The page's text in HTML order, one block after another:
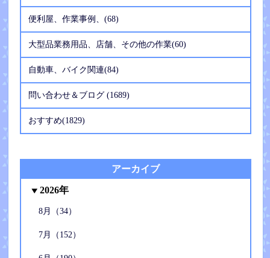
便利屋、作業事例、(68)
大型品業務用品、店舗、その他の作業(60)
自動車、バイク関連(84)
問い合わせ＆ブログ (1689)
おすすめ(1829)
アーカイブ
2026年
8月（34）
7月（152）